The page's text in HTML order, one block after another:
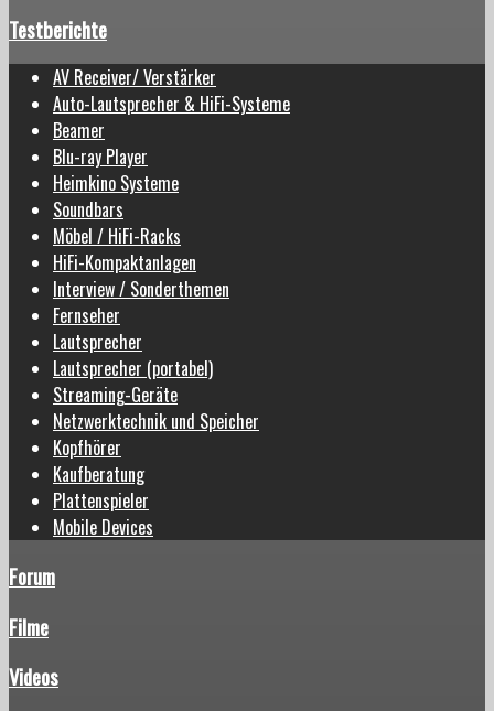
Testberichte
AV Receiver/ Verstärker
Auto-Lautsprecher & HiFi-Systeme
Beamer
Blu-ray Player
Heimkino Systeme
Soundbars
Möbel / HiFi-Racks
HiFi-Kompaktanlagen
Interview / Sonderthemen
Fernseher
Lautsprecher
Lautsprecher (portabel)
Streaming-Geräte
Netzwerktechnik und Speicher
Kopfhörer
Kaufberatung
Plattenspieler
Mobile Devices
Forum
Filme
Videos